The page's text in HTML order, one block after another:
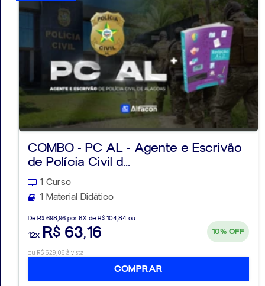
COMBO - PC AL - Agente e Escrivão
de Polícia Civil d...
1 Curso
1 Material Didático
De R$ 698,96 por 6X de R$ 104,84 ou
12x R$ 63,16 10% OFF
ou R$ 629,06 à vista
COMPRAR